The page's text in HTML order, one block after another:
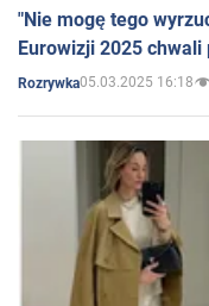
"Nie mogę tego
Eurowizji 2025
Rozrywka05.03.2025 16:18